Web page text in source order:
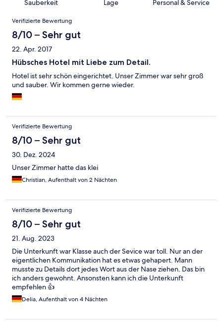
Sauberkeit Lage Personal & Service
Bewertungen
Verifizierte Bewertung
8/10 – Sehr gut
22. Apr. 2017
Hübsches Hotel mit Liebe zum Detail.
Hotel ist sehr schön eingerichtet. Unser Zimmer war sehr groß
und sauber. Wir kommen gerne wieder.
Verifizierte Bewertung
8/10 – Sehr gut
30. Dez. 2024
Unser Zimmer hatte das klei
Christian, Aufenthalt von 2 Nächten
Verifizierte Bewertung
8/10 – Sehr gut
21. Aug. 2023
Die Unterkunft war Klasse auch der Sevice war toll. Nur an der
eigentlichen Kommunikation hat es etwas gehapert. Mann
musste zu Details dort jedes Wort aus der Nase ziehen. Das bin
ich anders gewohnt. Ansonsten kann ich die Unterkunft
empfehlen 👍
Delia, Aufenthalt von 4 Nächten